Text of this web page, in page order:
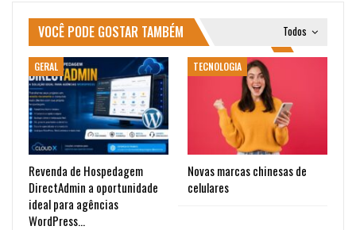
Todos
VOCÊ PODE GOSTAR TAMBÉM
GERAL
Revenda de Hospedagem
DirectAdmin a oportunidade
ideal para agências
WordPress…
TECNOLOGIA
Novas marcas chinesas de
celulares